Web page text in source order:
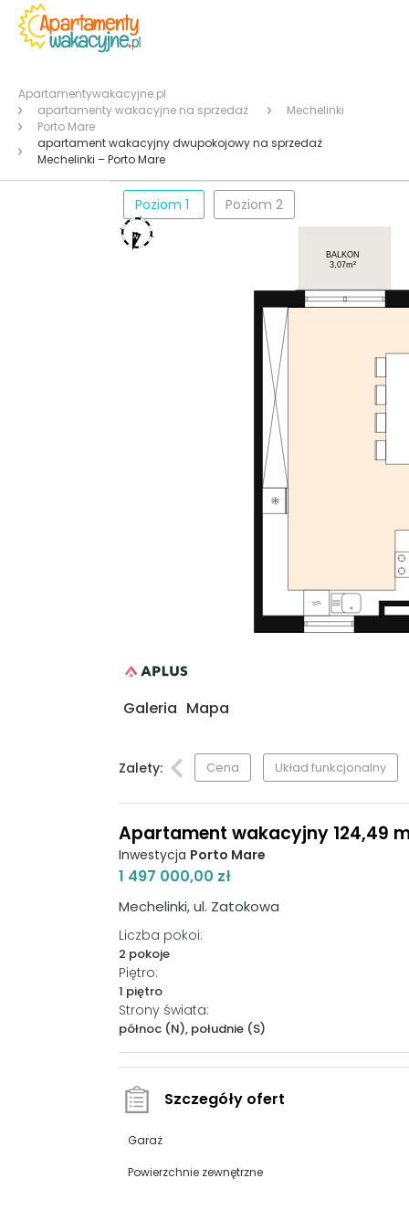
Apartamentywakacyjne.pl
apartamenty wakacyjne na sprzedaż
Mechelinki
Porto Mare
apartament wakacyjny dwupokojowy na sprzedaż
Mechelinki – Porto Mare
Poziom 1 Poziom 2
BALKON
3,07m²
Galeria Mapa
Zalety: Cena Układ funkcjonalny
Apartament wakacyjny 124,49
Inwestycja Porto Mare
1 497 000,00 zł
Mechelinki, ul. Zatokowa
Liczba pokoi:
2 pokoje
Piętro:
1 piętro
Strony świata:
północ (N), południe (S)
Szczegóły ofert
Garaż
Powierzchnie zewnętrzne